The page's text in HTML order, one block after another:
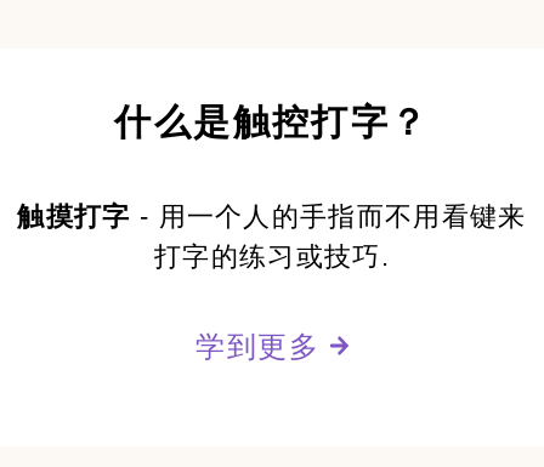
什么是触控打字？
触摸打字 - 用一个人的手指而不用看键来
打字的练习或技巧.
学到更多